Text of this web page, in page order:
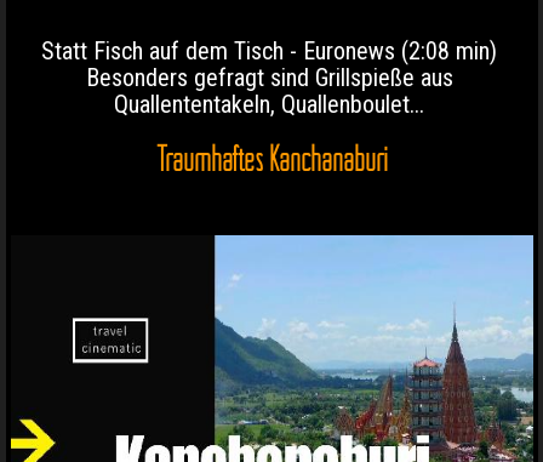
Statt Fisch auf dem Tisch - Euronews (2:08 min)
Besonders gefragt sind Grillspieße aus
Quallententakeln, Quallenboulet...
Traumhaftes Kanchanaburi